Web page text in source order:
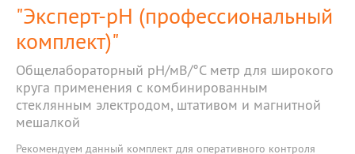
"Эксперт-рН (профессиональный
комплект)"
Общелабораторный рН/мВ/°С метр для широкого
круга применения с комбинированным
стеклянным электродом, штативом и магнитной
мешалкой
Рекомендуем данный комплект для оперативного контроля